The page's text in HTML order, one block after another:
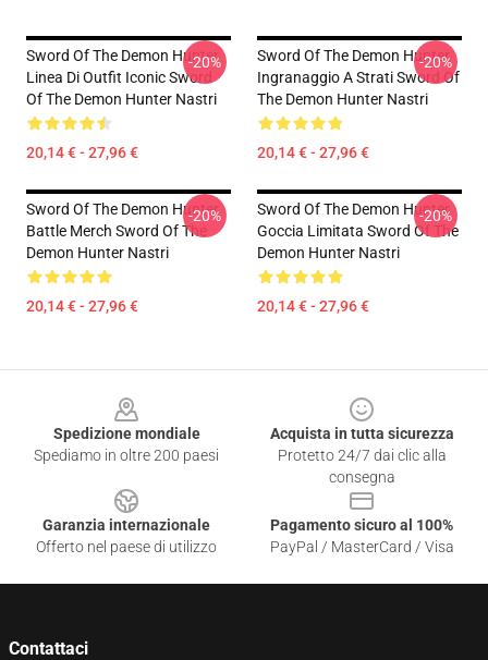
Sword Of The Demon Hunter
Linea Di Outfit Iconic Sword
Of The Demon Hunter Nastri
20,14 € - 27,96 €
-20%
Sword Of The Demon Hunter
Ingranaggio A Strati Sword Of
The Demon Hunter Nastri
20,14 € - 27,96 €
-20%
Sword Of The Demon Hunter
Battle Merch Sword Of The
Demon Hunter Nastri
20,14 € - 27,96 €
-20%
Sword Of The Demon Hunter
Goccia Limitata Sword Of The
Demon Hunter Nastri
20,14 € - 27,96 €
-20%
Spedizione mondiale
Spediamo in oltre 200 paesi
Acquista in tutta sicurezza
Protetto 24/7 dai clic alla
consegna
Garanzia internazionale
Offerto nel paese di utilizzo
Pagamento sicuro al 100%
PayPal / MasterCard / Visa
Contattaci